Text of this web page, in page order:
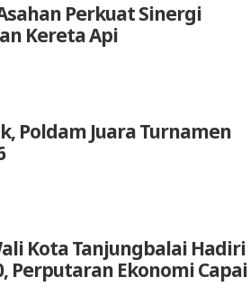
Perkuat Sinergi
Kereta Api
Poldam Juara Turnamen
Kota Tanjungbalai Hadiri
Perputaran Ekonomi Capai